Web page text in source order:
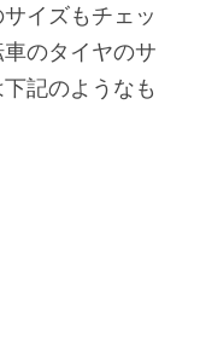
イズもチェッ
のタイヤのサ
記のようなも